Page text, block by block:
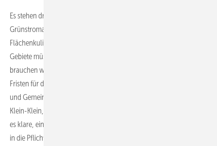
Es stehen drei Hürden zwischen uns und einem kraftvollen
Grünstromausbau: Flächen, Genehmigungen und Netze. Die
Flächenkulisse muss dringend erweitert und die benachteiligten
Gebiete müssen sofort geöffnet werden. Bei Genehmigungen
brauchen wir mehr Pflichten auf Seiten der Gemeinden und kurze
Fristen für die Aufstellungsbeschlüsse. Das müssen Bund, Länder
und Gemeinden vereinbaren. Außerdem droht hier ein Auflagen-
Klein-Klein, weil jede Gemeinde das Rad neu erfindet. Dazu braucht
es klare, einfache Standards. Und die Netzbetreiber müssen stärker
in die Pflicht genommen werden, Netzanschlusspunkte